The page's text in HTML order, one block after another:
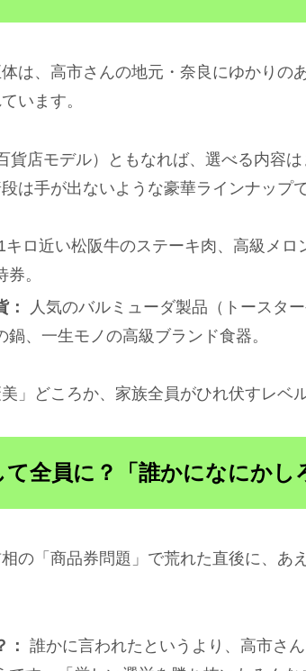
は、高市さんの地元・奈良にゆかりの
います。
貨店モデル）ともなれば、選べる内容
は手が出ないような豪華ラインナップで
キロ近い松阪牛のステーキ肉、高級メ
。
：
人気のバルミューダ製品（トースタ
鍋、一生モノの高級ブランド食器。
美」どころか、家族全員がひれ伏すレベ
全員に？「誰かになにかし
の「商品券問題」で荒れた直後に、あ
：
誰かに言われたというより、高市さ